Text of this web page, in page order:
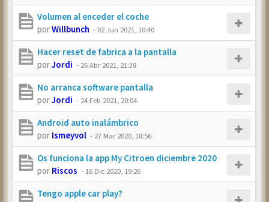
Volumen al enceder el coche
porWillbunch - 02 Jun 2021, 10:40
Hacer reset de fabrica a la pantalla
porJordi - 26 Abr 2021, 21:38
No arranca software pantalla
porJordi - 24 Feb 2021, 20:04
Android auto inalámbrico
por Ismeyvol - 27 Mar 2020, 18:56
Os funciona la app My Citroen diciembre 2020
por Riscos - 16 Dic 2020, 19:26
Tengo apple car play?